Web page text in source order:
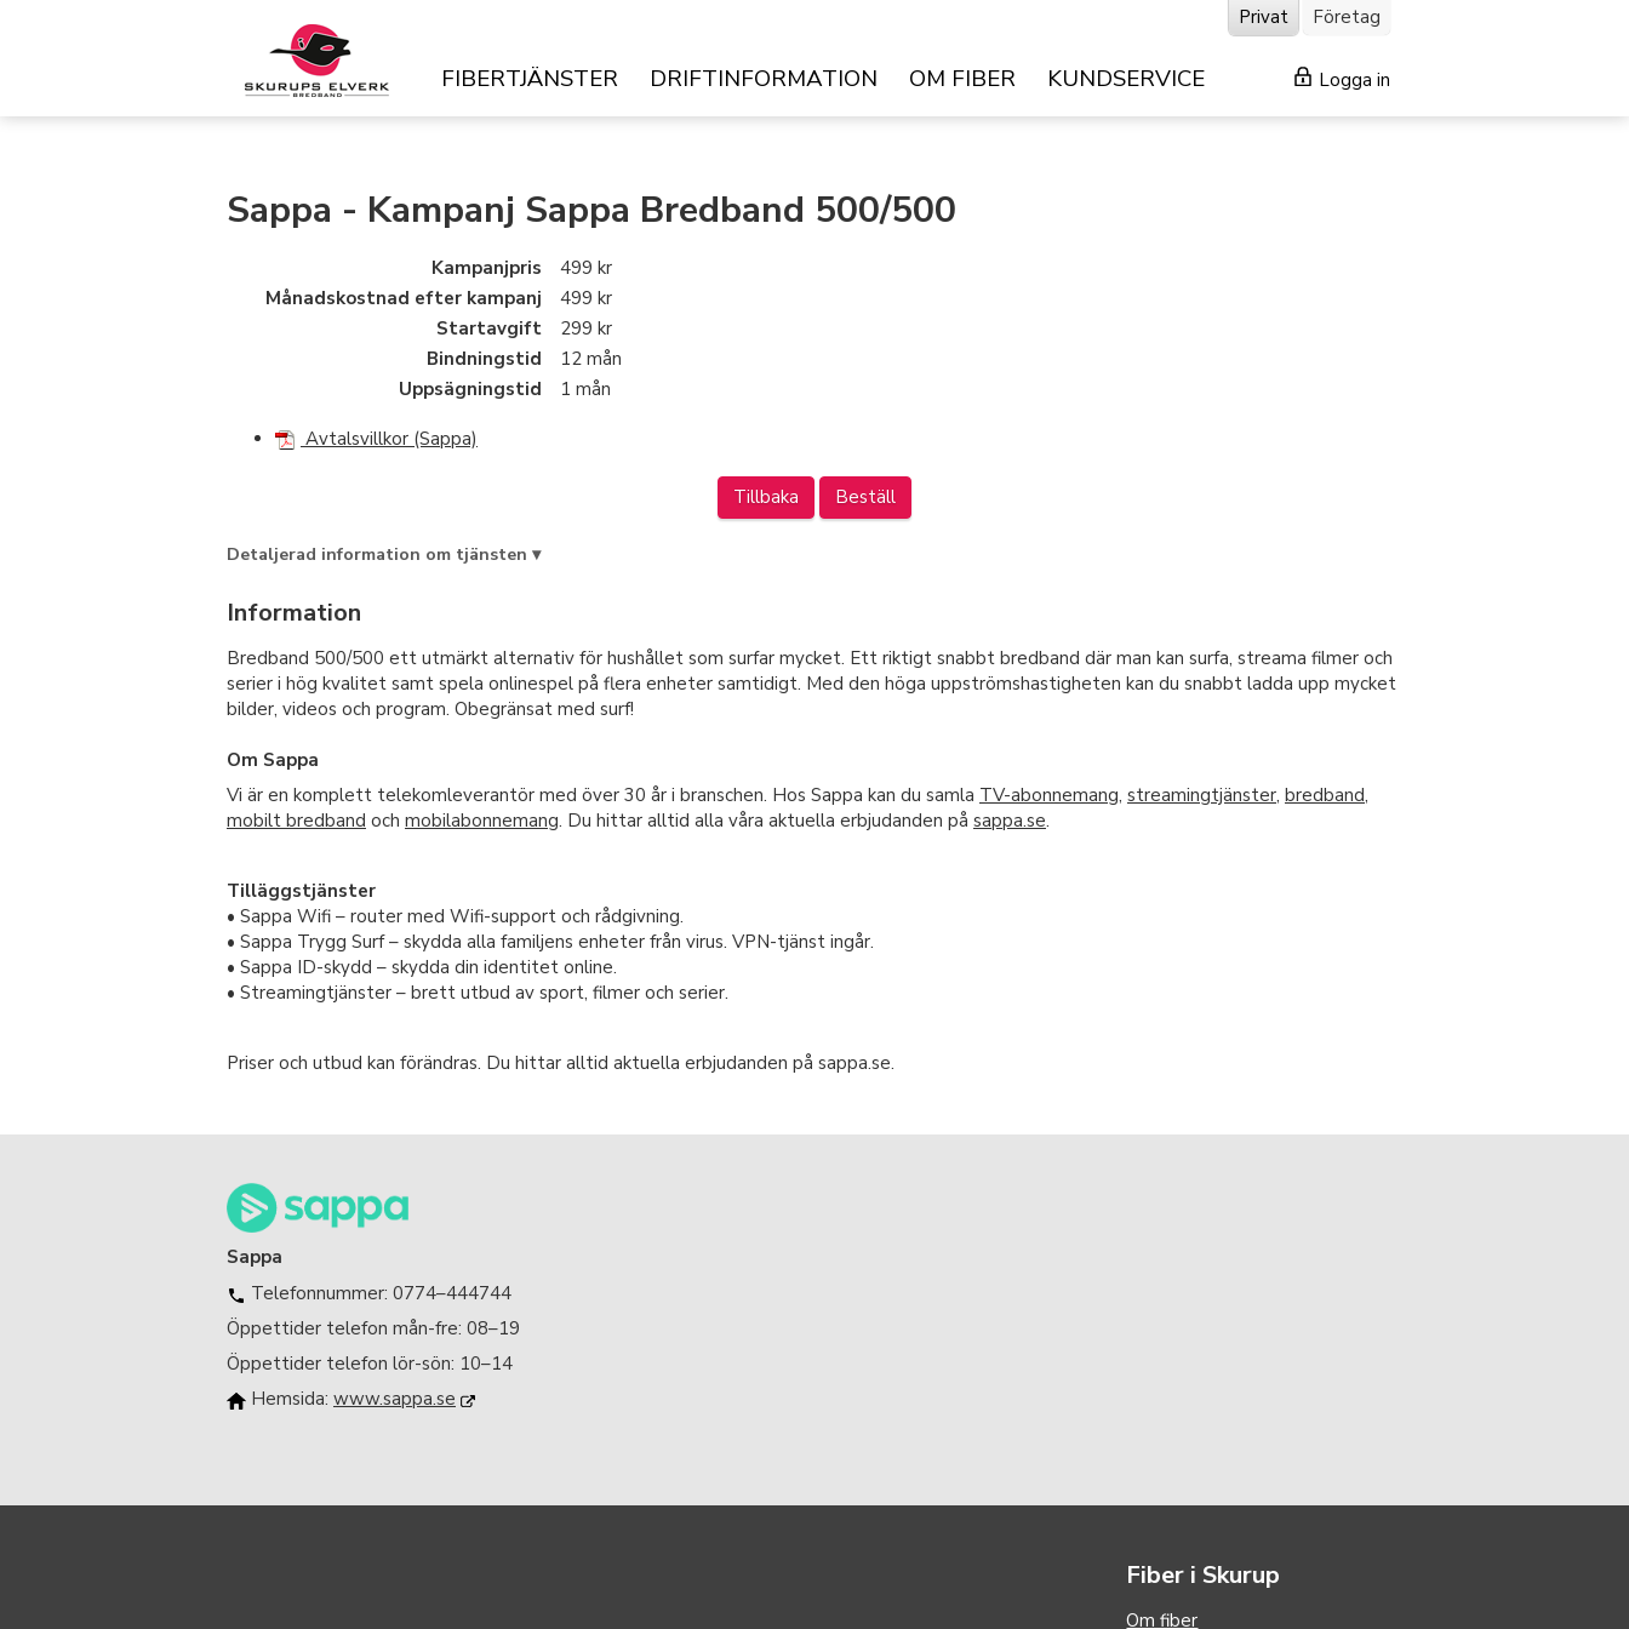
FIBERTJÄNSTER DRIFTINFORMATION OM FIBER KUNDSERVICE Logga in
Privat Företag
Sappa - Kampanj Sappa Bredband 500/500
Kampanjpris
499 kr
Månadskostnad efter kampanj
499 kr
Startavgift
299 kr
Bindningstid
12 mån
Uppsägningstid
1 mån
Avtalsvillkor (Sappa)
Tillbaka Beställ
Detaljerad information om tjänsten ▾
Information
Bredband 500/500 ett utmärkt alternativ för hushållet som surfar mycket. Ett riktigt snabbt bredband där man kan surfa, streama filmer och
serier i hög kvalitet samt spela onlinespel på flera enheter samtidigt. Med den höga uppströmshastigheten kan du snabbt ladda upp mycket
bilder, videos och program. Obegränsat med surf!
Om Sappa
Vi är en komplett telekomleverantör med över 30 år i branschen. Hos Sappa kan du samla TV-abonnemang, streamingtjänster, bredband,
mobilt bredband och mobilabonnemang. Du hittar alltid alla våra aktuella erbjudanden på sappa.se.
Tilläggstjänster
• Sappa Wifi – router med Wifi-support och rådgivning.
• Sappa Trygg Surf – skydda alla familjens enheter från virus. VPN-tjänst ingår.
• Sappa ID-skydd – skydda din identitet online.
• Streamingtjänster – brett utbud av sport, filmer och serier.
Priser och utbud kan förändras. Du hittar alltid aktuella erbjudanden på sappa.se.
Sappa
Telefonnummer: 0774–444744
Öppettider telefon mån-fre: 08–19
Öppettider telefon lör-sön: 10–14
Hemsida: www.sappa.se
Fiber i Skurup
Om fiber